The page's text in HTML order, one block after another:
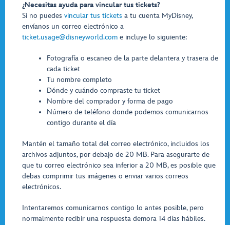
¿Necesitas ayuda para vincular tus tickets?
Si no puedes vincular tus tickets a tu cuenta MyDisney,
envíanos un correo electrónico a
ticket.usage@disneyworld.com e incluye lo siguiente:
Fotografía o escaneo de la parte delantera y trasera de
cada ticket
Tu nombre completo
Dónde y cuándo compraste tu ticket
Nombre del comprador y forma de pago
Número de teléfono donde podemos comunicarnos
contigo durante el día
Mantén el tamaño total del correo electrónico, incluidos los
archivos adjuntos, por debajo de 20 MB. Para asegurarte de
que tu correo electrónico sea inferior a 20 MB, es posible que
debas comprimir tus imágenes o enviar varios correos
electrónicos.
Intentaremos comunicarnos contigo lo antes posible, pero
normalmente recibir una respuesta demora 14 días hábiles.